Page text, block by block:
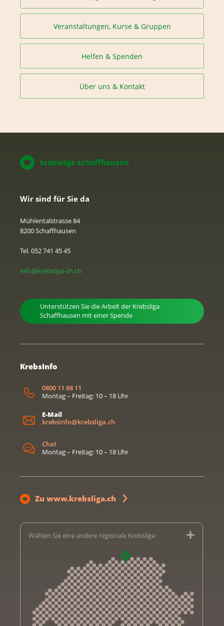
Veranstaltungen, Kurse & Gruppen
Helfen & Spenden
Über uns & Kontakt
Wir sind für Sie da
Mühlentalstrasse 84
8200 Schaffhausen
Tel. 052 741 45 45
info@krebsliga-sh.ch
Unterstützen Sie die Arbeit der Krebsliga
Schaffhausen mit einer Spende
KrebsInfo
0800 11 88 11
Montag – Freitag: 10 – 18 Uhr
E-Mail
krebsinfo@krebsliga.ch
Chat
Montag – Freitag: 10 – 18 Uhr
Zu www.krebsliga.ch
Wählen Sie eine andere regionale Krebsliga